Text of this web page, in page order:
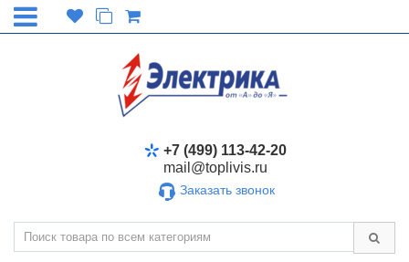
+7 (499) 113-42-20
mail@toplivis.ru
Заказать звонок